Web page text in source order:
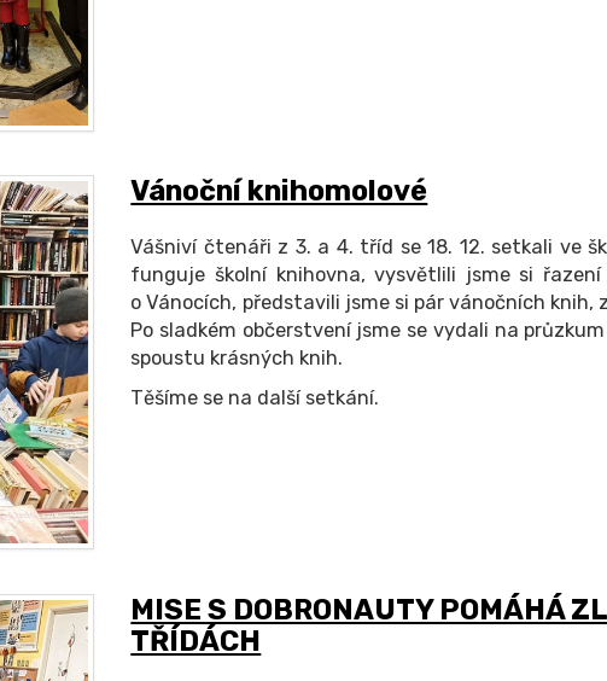
Vánoční knihomolové
Vášniví čtenáři z 3. a 4. tříd se 18. 12. setkali ve
funguje školní knihovna, vysvětlili jsme si
o Vánocích, představili jsme si pár vánočních
Po sladkém občerstvení jsme se vydali na
spoustu krásných knih.
Těšíme se na další setkání.
MISE S DOBRONAUTY POMÁHÁ
TŘÍDÁCH